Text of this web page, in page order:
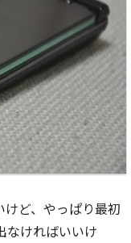
ど、やっぱり最初
なければいいけ